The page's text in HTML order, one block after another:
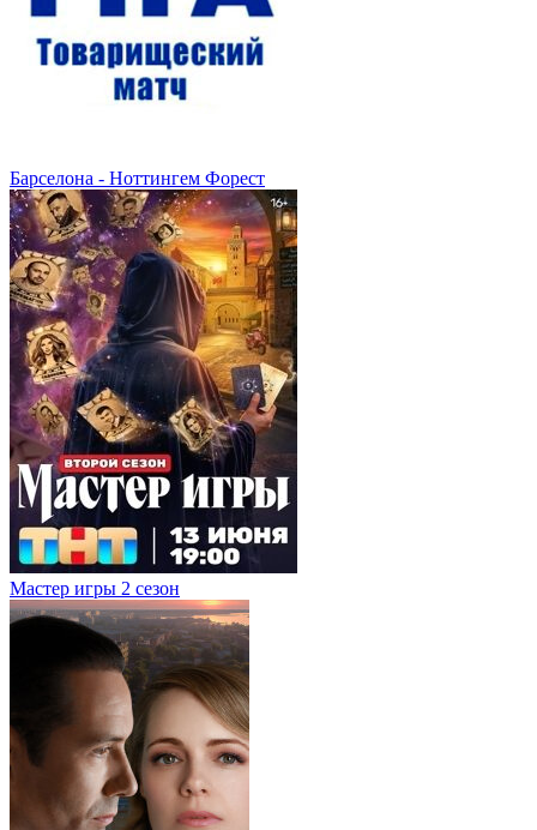
Барселона - Ноттингем Форест
Мастер игры 2 сезон